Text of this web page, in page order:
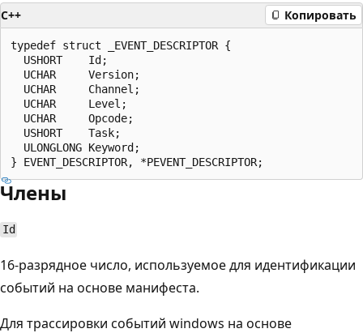
C++ Копировать
typedef struct _EVENT_DESCRIPTOR {
  USHORT    Id;
  UCHAR     Version;
  UCHAR     Channel;
  UCHAR     Level;
  UCHAR     Opcode;
  USHORT    Task;
  ULONGLONG Keyword;
Члены
Id
16-разрядное число, используемое для идентификации
событий на основе манифеста.
Для трассировки событий windows на основе